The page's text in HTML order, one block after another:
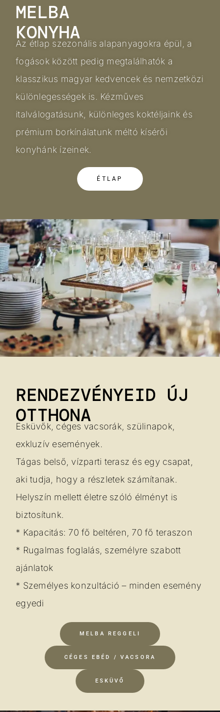
MELBA
KONYHA
Az étlap szezonális alapanyagokra épül, a
fogások között pedig megtalálhatók a
klasszikus magyar kedvencek és nemzetközi
különlegességek is. Kézműves
italválogatásunk, különleges koktéljaink és
prémium borkínálatunk méltó kísérői
konyhánk ízeinek.
ÉTLAP
RENDEZVÉNYEID ÚJ
OTTHONA
Esküvők, céges vacsorák, szülinapok,
exkluzív események.
Tágas belső, vízparti terasz és egy csapat,
aki tudja, hogy a részletek számítanak.
Helyszín mellett életre szóló élményt is
biztosítunk.
* Kapacitás: 70 fő beltéren, 70 fő teraszon
* Rugalmas foglalás, személyre szabott
ajánlatok
* Személyes konzultáció – minden esemény
egyedi
MELBA REGGELI
CÉGES EBÉD / VACSORA
ESKÜVŐ